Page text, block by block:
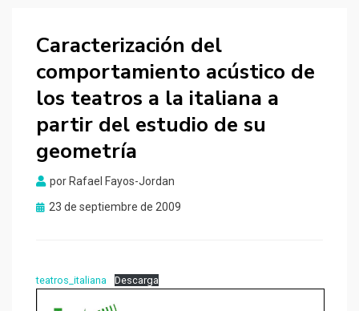
Caracterización del
comportamiento acústico de
los teatros a la italiana a
partir del estudio de su
geometría
por Rafael Fayos-Jordan
Publicado
23 de septiembre de 2009
teatros_italiana Descarga